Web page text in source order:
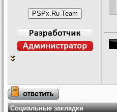
Социальные закладки